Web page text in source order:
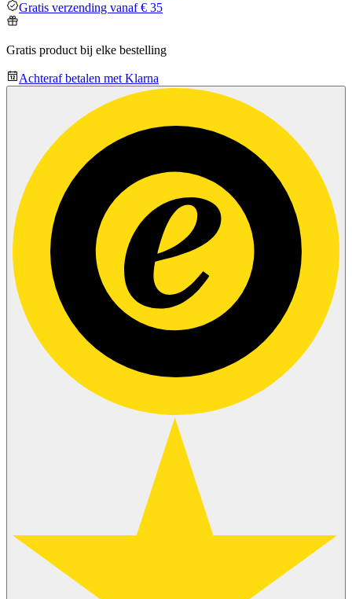
Gratis verzending vanaf € 35
Gratis product bij elke bestelling
Achteraf betalen met Klarna